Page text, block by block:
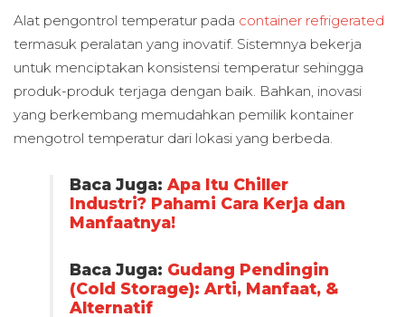
Alat pengontrol temperatur pada container refrigerated
termasuk peralatan yang inovatif. Sistemnya bekerja
untuk menciptakan konsistensi temperatur sehingga
produk-produk terjaga dengan baik. Bahkan, inovasi
yang berkembang memudahkan pemilik kontainer
mengotrol temperatur dari lokasi yang berbeda.
Baca Juga: Apa Itu Chiller
Industri? Pahami Cara Kerja dan
Manfaatnya!
Baca Juga: Gudang Pendingin
(Cold Storage): Arti, Manfaat, &
Alternatif